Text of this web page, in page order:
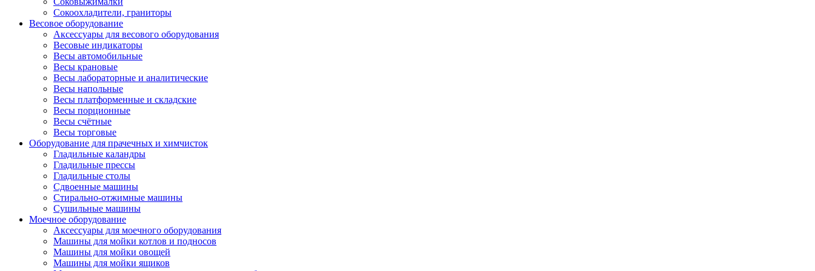
Сокоохладители, граниторы
Весовое оборудование
Аксессуары для весового оборудования
Весовые индикаторы
Весы автомобильные
Весы крановые
Весы лабораторные и аналитические
Весы напольные
Весы платформенные и складские
Весы порционные
Весы счётные
Весы торговые
Оборудование для прачечных и химчисток
Гладильные каландры
Гладильные прессы
Гладильные столы
Сдвоенные машины
Стирально-отжимные машины
Сушильные машины
Моечное оборудование
Аксессуары для моечного оборудования
Машины для мойки котлов и подносов
Машины для мойки овощей
Машины для мойки ящиков